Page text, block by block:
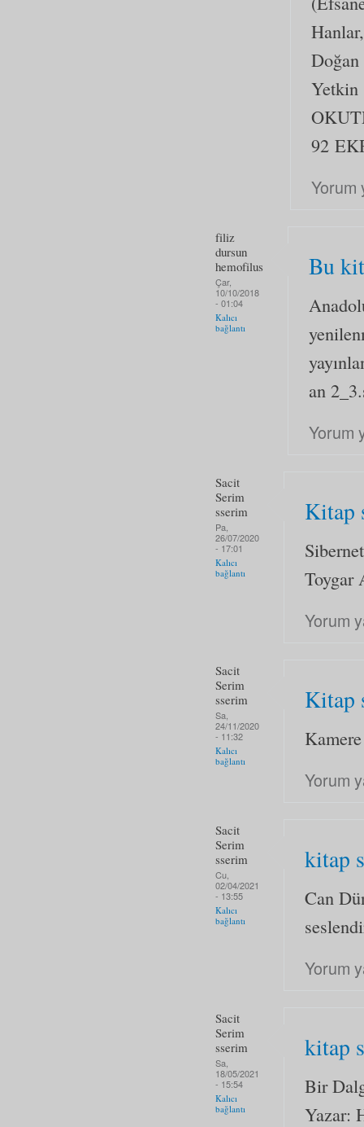
92
Yorum
filiz
dursun
hemofilus
Çar,
10/10/2018
- 01:04
Kalıcı
bağlantı
Bu
an
Yorum
Sacit
Serim
sserim
Pa,
26/07/2020
- 17:01
Kalıcı
bağlantı
Kitap
Toygar
Yorum
Sacit
Serim
sserim
Sa,
24/11/2020
- 11:32
Kalıcı
bağlantı
Kitap
Yorum
Sacit
Serim
sserim
Cu,
02/04/2021
- 13:55
Kalıcı
bağlantı
kitap
Can
Yorum
Sacit
Serim
sserim
Sa,
18/05/2021
- 15:54
Kalıcı
bağlantı
kitap
Bir
Yazar: